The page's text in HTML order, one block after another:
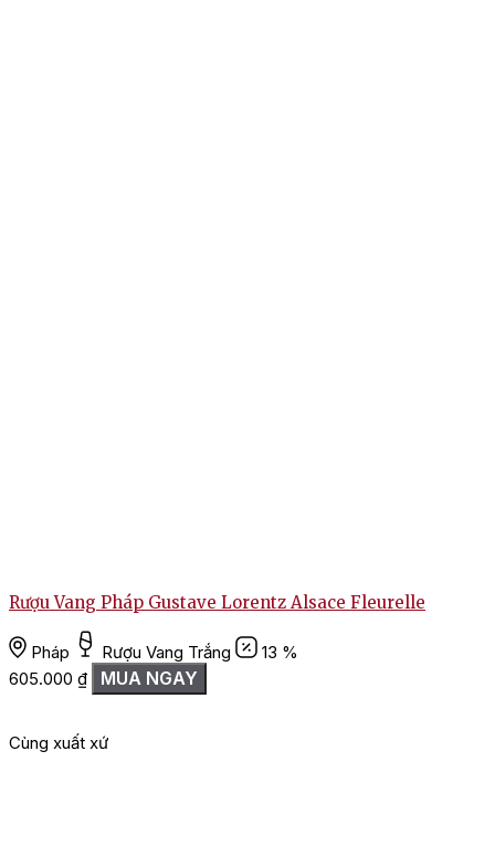
Rượu Vang Pháp Gustave Lorentz Alsace Fleurelle
Pháp Rượu Vang Trắng
13 %
605.000 ₫ MUA NGAY
Cùng xuất xứ